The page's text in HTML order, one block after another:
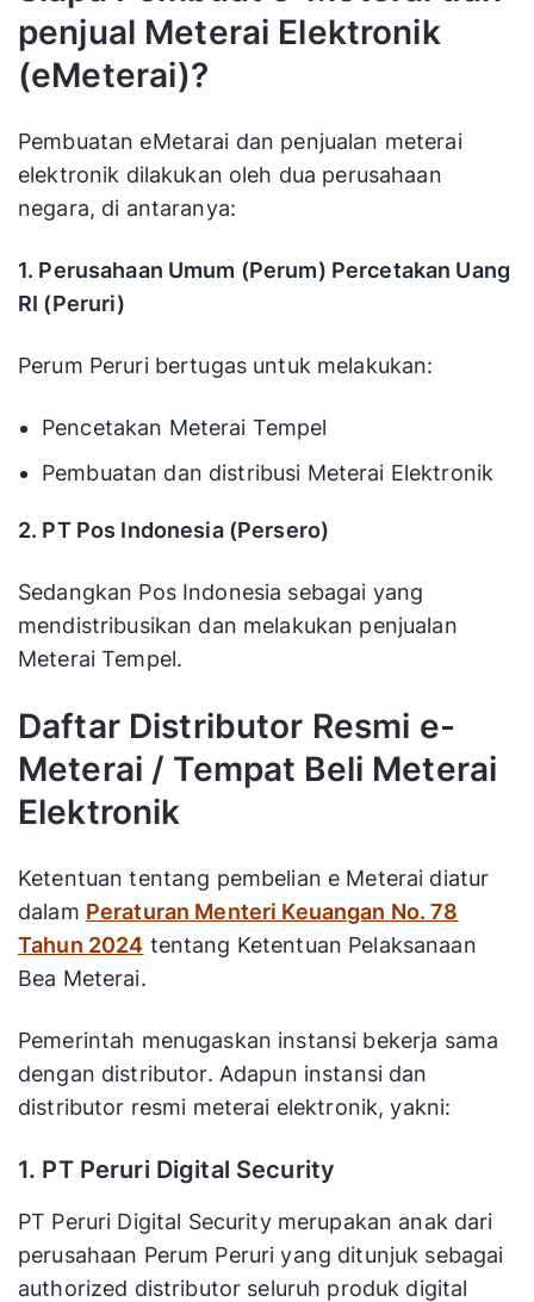
penjual Meterai Elektronik
(eMeterai)?
Pembuatan eMetarai dan penjualan meterai
elektronik dilakukan oleh dua perusahaan
negara, di antaranya:
1. Perusahaan Umum (Perum) Percetakan Uang
RI (Peruri)
Perum Peruri bertugas untuk melakukan:
Pencetakan Meterai Tempel
Pembuatan dan distribusi Meterai Elektronik
2. PT Pos Indonesia (Persero)
Sedangkan Pos Indonesia sebagai yang
mendistribusikan dan melakukan penjualan
Meterai Tempel.
Daftar Distributor Resmi e-
Meterai / Tempat Beli Meterai
Elektronik
Ketentuan tentang pembelian e Meterai diatur
dalam Peraturan Menteri Keuangan No. 78
Tahun 2024 tentang Ketentuan Pelaksanaan
Bea Meterai.
Pemerintah menugaskan instansi bekerja sama
dengan distributor. Adapun instansi dan
distributor resmi meterai elektronik, yakni:
1. PT Peruri Digital Security
PT Peruri Digital Security merupakan anak dari
perusahaan Perum Peruri yang ditunjuk sebagai
authorized distributor seluruh produk digital